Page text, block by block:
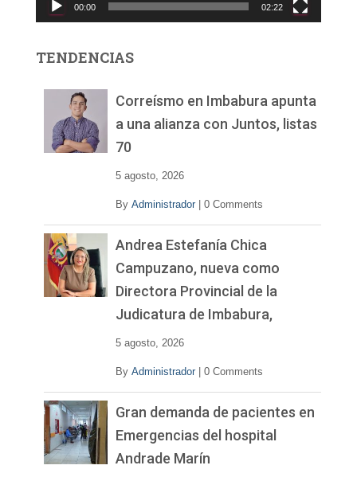
d
00:00 02:22
TENDENCIAS
Correísmo en Imbabura apunta
a una alianza con Juntos, listas
70
5 agosto, 2026
By Administrador 0 Comments
Andrea Estefanía Chica
Campuzano, nueva como
Directora Provincial de la
Judicatura de Imbabura,
5 agosto, 2026
By Administrador 0 Comments
Gran demanda de pacientes en
Emergencias del hospital
Andrade Marín